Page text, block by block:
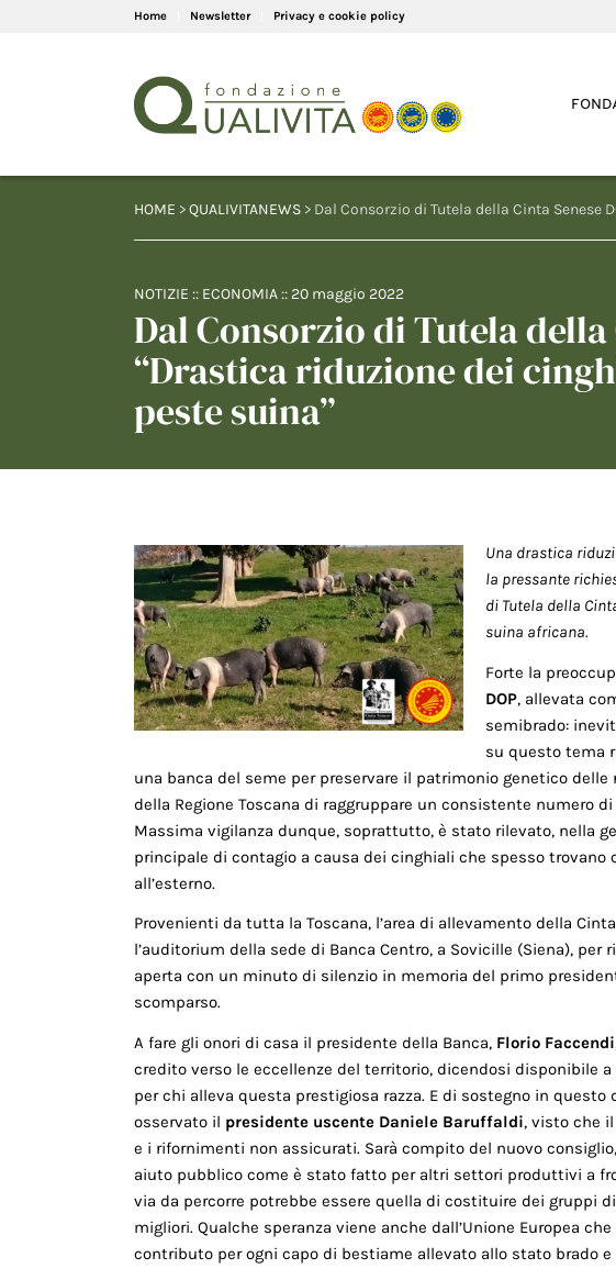
Home Newsletter Privacy e cookie policy
HOME >QUALIVITANEWS > Dal Consorzio di Tutela della Cinta
NOTIZIE :: ECONOMIA :: 20 maggio 2022
Dal Consorzio di Tutela della
“Drastica riduzione dei
peste suina”
Una drastica
la pressante
di Tutela della
suina africana.
Forte la
DOP, allevata
semibrado:
su questo tema
una banca del seme per preservare il patrimonio genetico
della Regione Toscana di raggruppare un consistente numero
Massima vigilanza dunque, soprattutto, è stato rilevato, nella
principale di contagio a causa dei cinghiali che spesso
all’esterno.
Provenienti da tutta la Toscana, l’area di allevamento della
l’auditorium della sede di Banca Centro, a Sovicille (Siena), per
aperta con un minuto di silenzio in memoria del primo
scomparso.
A fare gli onori di casa il presidente della Banca, Florio Faccendi
credito verso le eccellenze del territorio, dicendosi disponibile
per chi alleva questa prestigiosa razza. E di sostegno in
osservato il presidente uscente Daniele Baruffaldi, visto che
e i rifornimenti non assicurati. Sarà compito del nuovo
aiuto pubblico come è stato fatto per altri settori produttivi a
via da percorre potrebbe essere quella di costituire dei gruppi
migliori. Qualche speranza viene anche dall’Unione Europea
contributo per ogni capo di bestiame allevato allo stato brado e